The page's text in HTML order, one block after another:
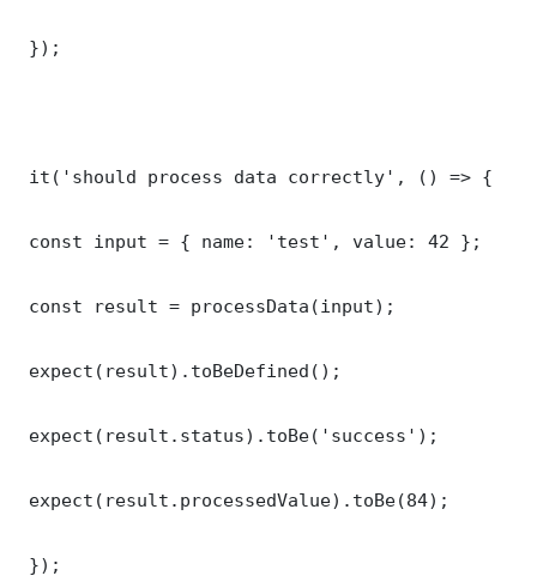
});
it('should process data correctly', () => {
const input = { name: 'test', value: 42 };
const result = processData(input);
expect(result).toBeDefined();
expect(result.status).toBe('success');
expect(result.processedValue).toBe(84);
});